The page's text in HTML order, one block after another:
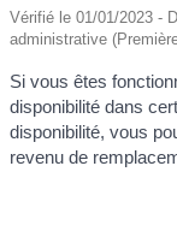
Vérifié le 01/01/2023 -
administrative
Si vous êtes
disponibilité dans
disponibilité, vous
revenu de